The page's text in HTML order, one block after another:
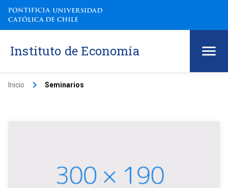
Instituto de Economía
Inicio keyboard_arrow_right Seminarios